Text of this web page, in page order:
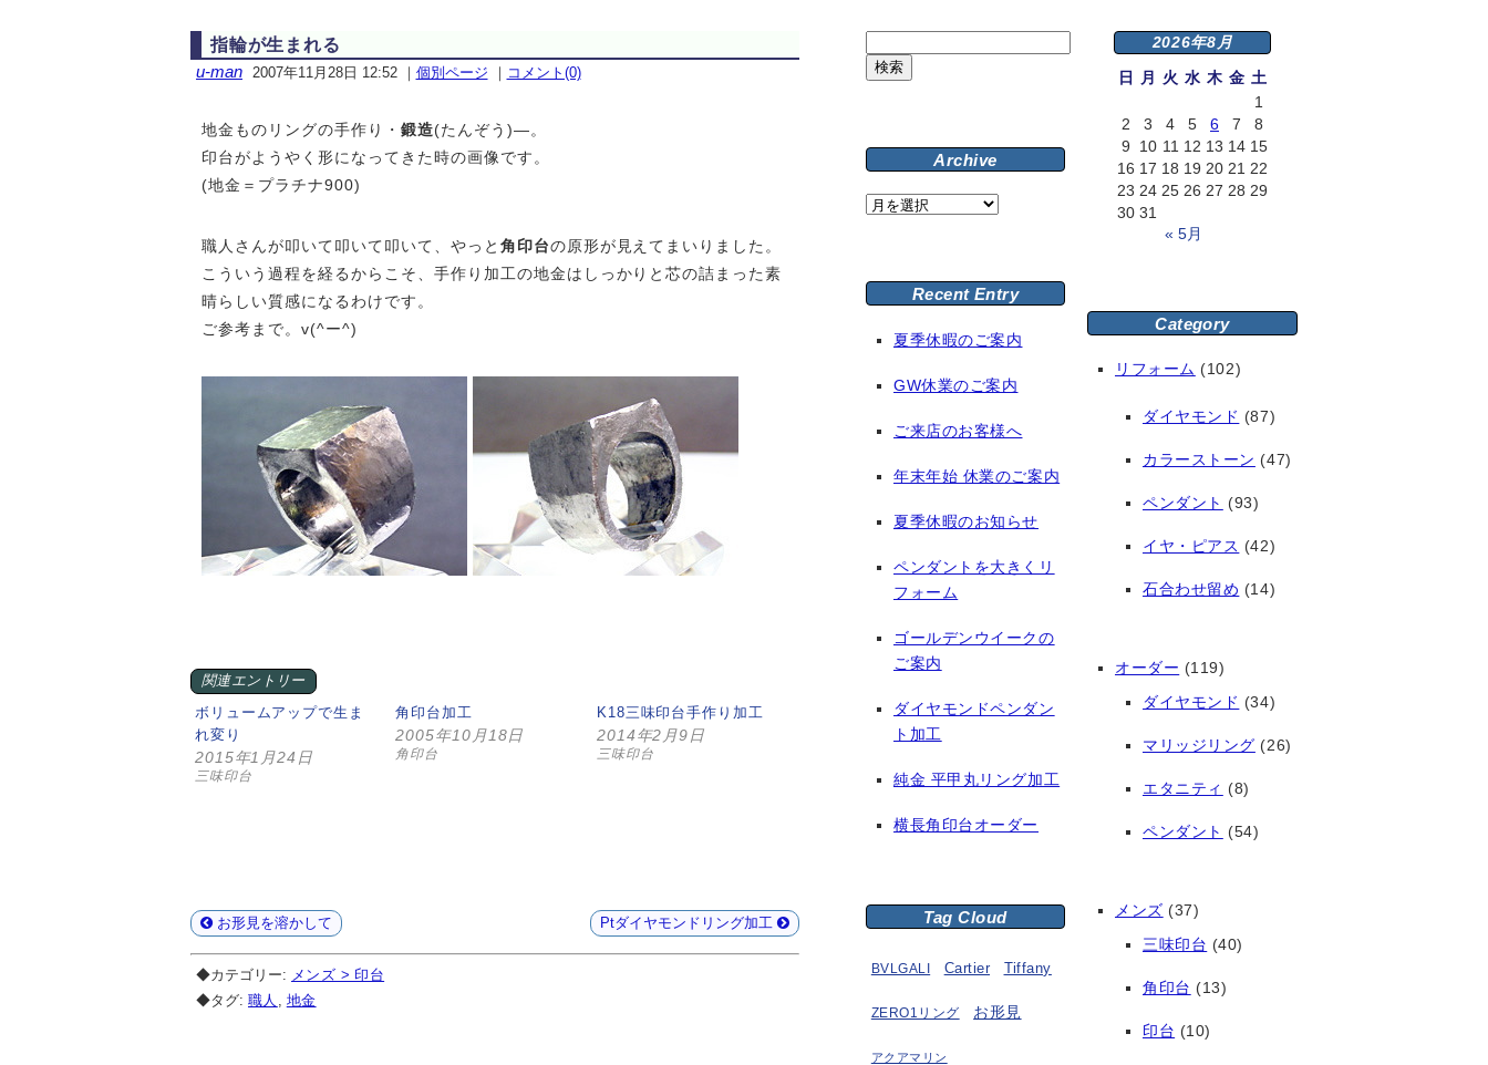
指輪が生まれる
u-man 2007年11月28日 12:52｜ 個別ページ ｜ コメント(0)
地金ものリングの手作り・ 鍛造(たんぞう)—。
印台がようやく形になってきた時の画像です。
(地金＝プラチナ900)
職人さんが叩いて叩いて叩いて、やっと 角印台の原形が見えてまいりました。
こういう過程を経るからこそ、手作り加工の地金はしっかりと芯の詰まった素
晴らしい質感になるわけです。
ご参考まで。v(^ー^)
関連エントリー
ボリュームアップで生ま
れ変り
2015年1月24日
三味印台
角印台加工
2005年10月18日
角印台
K18三味印台手作り加工
2014年2月9日
三味印台
お形見を溶かして Ptダイヤモンドリング加工
◆カテゴリー: メンズ > 印台
◆タグ: 職人 地金
索:
Archive
Archive
Recent Entry
夏季休暇のご案内
GW休業のご案内
ご来店のお客様へ
年末年始 休業のご案内
夏季休暇のお知らせ
ペンダントを大きくリ
フォーム
ゴールデンウイークの
ご案内
ダイヤモンドペンダン
ト加工
純金 平甲丸リング加工
横長角印台オーダー
Tag Cloud
BVLGALI Cartier Tiffany
ZERO1リング お形見
アクアマリン
2026年8月
日
月 火 水 木 金 土
1
2
3 4 5 6 7
8
9
10 11 12 13 14 15
16 17 18 19 20 21 22
23 24 25 26 27 28 29
30 31
« 5月
Category
リフォーム (102)
ダイヤモンド (87)
カラーストーン (47)
ペンダント (93)
イヤ・ピアス (42)
石合わせ留め (14)
オーダー (119)
ダイヤモンド (34)
マリッジリング (26)
エタニティ (8)
ペンダント (54)
メンズ (37)
三味印台 (40)
角印台 (13)
印台 (10)